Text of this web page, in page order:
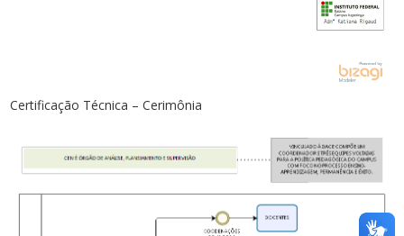
Certificação Técnica – Cerimônia